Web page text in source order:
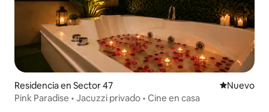
Residencia en Sector 47 Nuevo
Nuevo
Pink Paradise • Jacuzzi privado • Cine en casa